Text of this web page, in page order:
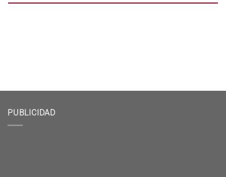
PUBLICIDAD